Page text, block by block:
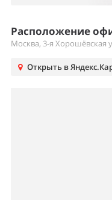
Расположение
Москва, 3-я Хорошёвская
Открыть в